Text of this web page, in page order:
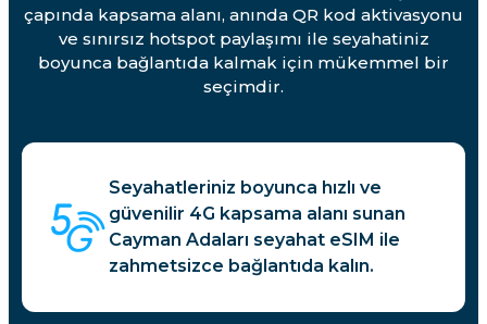
çapında kapsama alanı, anında QR kod aktivasyonu
ve sınırsız hotspot paylaşımı ile seyahatiniz
boyunca bağlantıda kalmak için mükemmel bir
seçimdir.
Seyahatleriniz boyunca hızlı ve
güvenilir 4G kapsama alanı sunan
Cayman Adaları seyahat eSIM ile
zahmetsizce bağlantıda kalın.